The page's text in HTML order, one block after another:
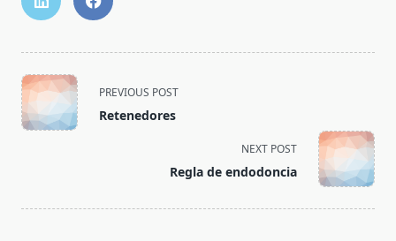
<span
class="nav-
subtitle
PREVIOUS POST
Retenedores
NEXT POST
Regla de endodoncia